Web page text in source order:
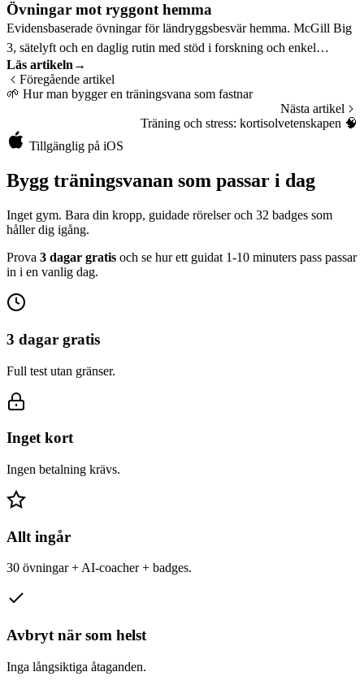
Övningar mot ryggont hemma
Evidensbaserade övningar för ländryggsbesvär hemma. McGill Big
3, sätelyft och en daglig rutin med stöd i forskning och enkel
progression.
Läs artikeln →
Föregående artikel
🌱 Hur man bygger en träningsvana som fastnar
Nästa artikel
Träning och stress: kortisolvetenskapen 🧠
Tillgänglig på iOS
Bygg träningsvanan som passar i dag
Inget gym. Bara din kropp, guidade rörelser och 32 badges som
håller dig igång.
Prova 3 dagar gratis och se hur ett guidat 1-10 minuters pass passar
in i en vanlig dag.
3 dagar gratis
Full test utan gränser.
Inget kort
Ingen betalning krävs.
Allt ingår
30 övningar + AI-coacher + badges.
Avbryt när som helst
Inga långsiktiga åtaganden.